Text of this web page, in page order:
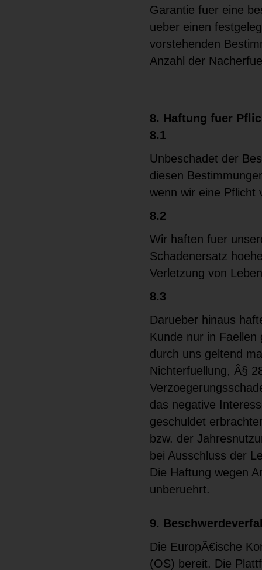
Garantie fuer eine
ueber einen
vorstehenden
Anzahl der
8. Haftung fuer
8.1
Unbeschadet der
diesen
wenn wir eine Pflicht
8.2
Wir haften fuer
Schadenersatz
Verletzung von
8.3
Darueber hinaus
Kunde nur in
durch uns geltend
Nichterfuellung, Â§
das negative
geschuldet
bzw. der
bei Ausschluss der
Die Haftung wegen
unberuehrt.
9.
Die EuropÃ€ische
(OS) bereit. Die